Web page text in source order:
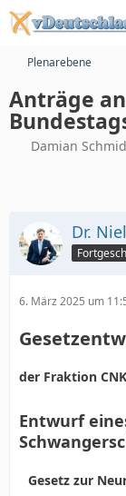
Plenarebene
Anträge
Damian
Dr.
6. März 2025 um
der Fraktion
Entwurf
Gesetz zur